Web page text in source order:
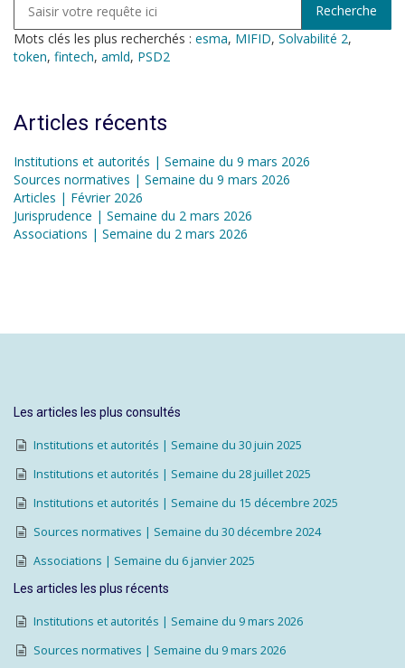
Mots clés les plus recherchés : esma, MIFID, Solvabilité 2,
token, fintech, amld, PSD2
Articles récents
Institutions et autorités | Semaine du 9 mars 2026
Sources normatives | Semaine du 9 mars 2026
Articles | Février 2026
Jurisprudence | Semaine du 2 mars 2026
Associations | Semaine du 2 mars 2026
Les articles les plus consultés
Institutions et autorités | Semaine du 30 juin 2025
Institutions et autorités | Semaine du 28 juillet 2025
Institutions et autorités | Semaine du 15 décembre 2025
Sources normatives | Semaine du 30 décembre 2024
Associations | Semaine du 6 janvier 2025
Les articles les plus récents
Institutions et autorités | Semaine du 9 mars 2026
Sources normatives | Semaine du 9 mars 2026